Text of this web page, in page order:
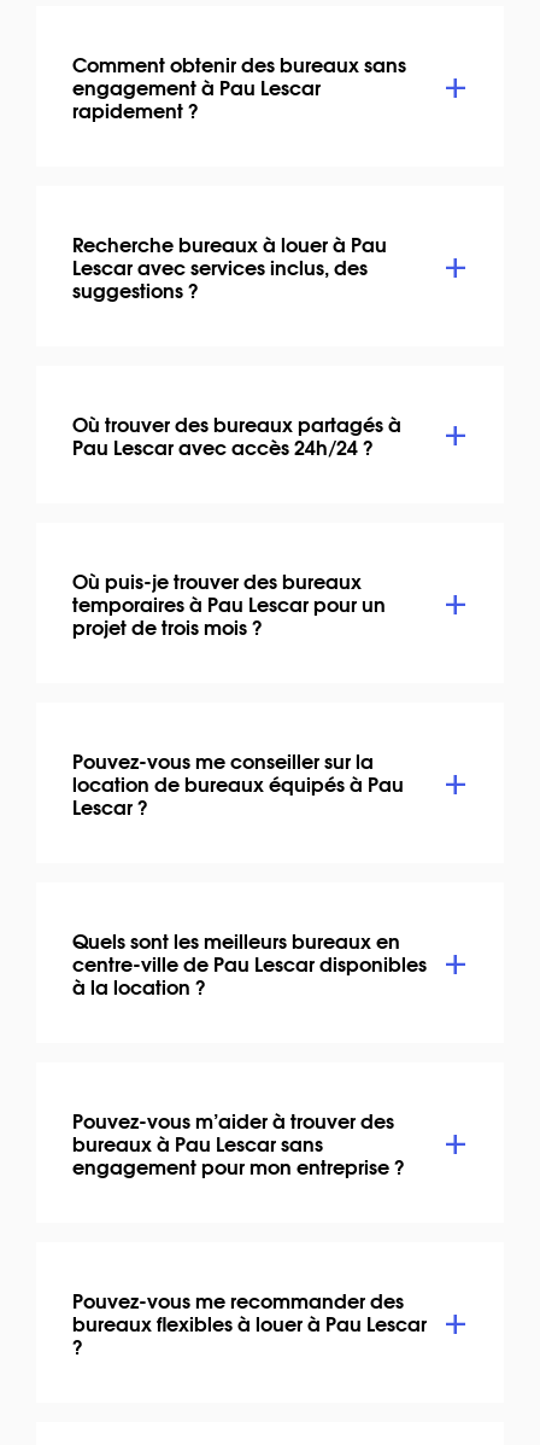
Comment obtenir des bureaux sans
engagement à Pau Lescar
rapidement ?
Recherche bureaux à louer à Pau
Lescar avec services inclus, des
suggestions ?
Où trouver des bureaux partagés à
Pau Lescar avec accès 24h/24 ?
Où puis-je trouver des bureaux
temporaires à Pau Lescar pour un
projet de trois mois ?
Pouvez-vous me conseiller sur la
location de bureaux équipés à Pau
Lescar ?
Quels sont les meilleurs bureaux en
centre-ville de Pau Lescar disponibles
à la location ?
Pouvez-vous m’aider à trouver des
bureaux à Pau Lescar sans
engagement pour mon entreprise ?
Pouvez-vous me recommander des
bureaux flexibles à louer à Pau Lescar
?